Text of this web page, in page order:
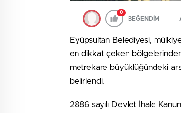
0
BEĞENDİM
Eyüpsultan Belediyesi,
en dikkat çeken bölgelerinden
metrekare büyüklüğündeki
belirlendi.
2886 sayılı Devlet İhale